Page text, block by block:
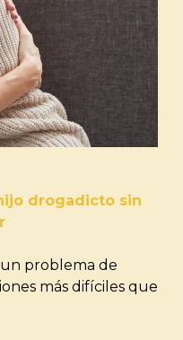
drogadicto sin
problema de
más difíciles que